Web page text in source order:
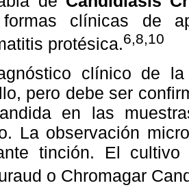
clínicas de
protésica.6,8,10
clínico de
pero debe ser
en las
La observación
tinción. El
o Chromagar